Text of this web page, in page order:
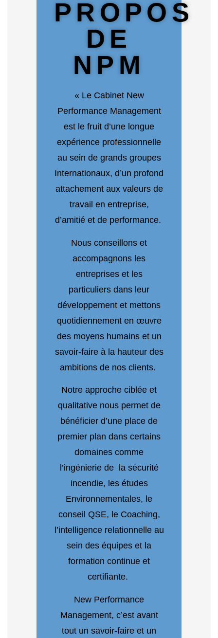
PROPOS
DE
NPM
« Le Cabinet New
Performance Management
est le fruit d’une longue
expérience professionnelle
au sein de grands groupes
Internationaux, d’un profond
attachement aux valeurs de
travail en entreprise,
d’amitié et de performance.
Nous conseillons et
accompagnons les
entreprises et les
particuliers dans leur
développement et mettons
quotidiennement en œuvre
des moyens humains et un
savoir-faire à la hauteur des
ambitions de nos clients.
Notre approche ciblée et
qualitative nous permet de
bénéficier d’une place de
premier plan dans certains
domaines comme
l’ingénierie de la sécurité
incendie, les études
Environnementales, le
conseil QSE, le Coaching,
l’intelligence relationnelle au
sein des équipes et la
formation continue et
certifiante.
New Performance
Management, c’est avant
tout un savoir-faire et un